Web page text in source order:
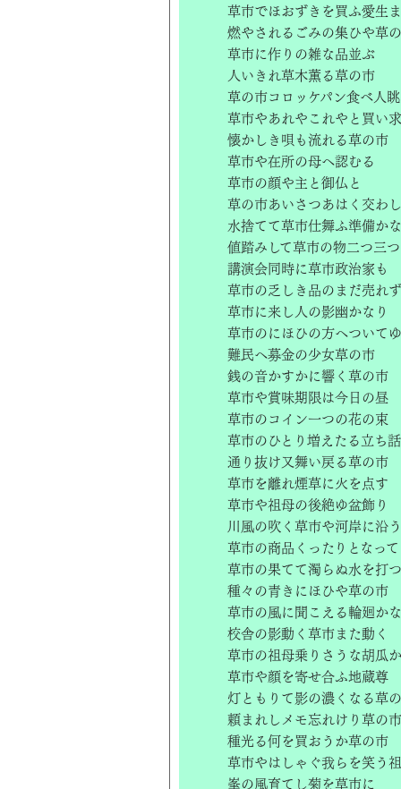
草市でほおずきを買ふ愛生
燃やされるごみの集ひや草
草市に作りの雑な品並ぶ
人いきれ草木薫る草の市
草の市コロッケパン食べ人
草市やあれやこれやと買い
懐かしき唄も流れる草の市
草市や在所の母へ認むる
草市の顔や主と御仏と
草の市あいさつあはく交わ
水捨てて草市仕舞ふ準備かな
値踏みして草市の物二つ三つ
講演会同時に草市政治家も
草市の乏しき品のまだ売れず
草市に来し人の影幽かなり
草市のにほひの方へついて
難民へ募金の少女草の市
銭の音かすかに響く草の市
草市や賞味期限は今日の昼
草市のコイン一つの花の束
草市のひとり増えたる立ち話
通り抜け又舞い戻る草の市
草市を離れ煙草に火を点す
草市や祖母の後絶ゆ盆飾り
川風の吹く草市や河岸に沿う
草市の商品くったりとなって
草市の果てて濁らぬ水を打つ
種々の青きにほひや草の市
草市の風に聞こえる輪廻かな
校舎の影動く草市また動く
草市の祖母乗りさうな胡瓜
草市や顔を寄せ合ふ地蔵尊
灯ともりて影の濃くなる草
頼まれしメモ忘れけり草の市
種光る何を買おうか草の市
草市やはしゃぐ我らを笑う
峯の風育てし菊を草市に